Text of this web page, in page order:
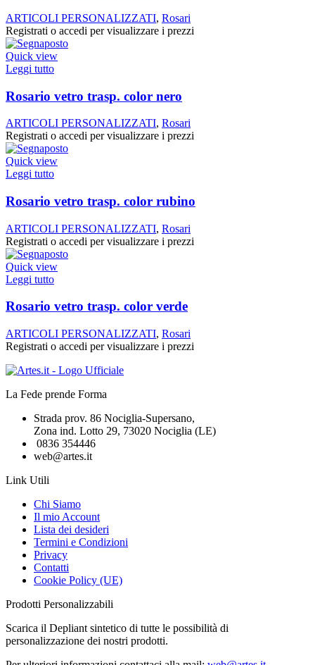
ARTICOLI PERSONALIZZATI, Rosari
Registrati o accedi per visualizzare i prezzi
Quick view
Leggi tutto
Rosario vetro trasp. color nero
ARTICOLI PERSONALIZZATI, Rosari
Registrati o accedi per visualizzare i prezzi
Quick view
Leggi tutto
Rosario vetro trasp. color rubino
ARTICOLI PERSONALIZZATI, Rosari
Registrati o accedi per visualizzare i prezzi
Quick view
Leggi tutto
Rosario vetro trasp. color verde
ARTICOLI PERSONALIZZATI, Rosari
Registrati o accedi per visualizzare i prezzi
La Fede prende Forma
Strada prov. 86 Nociglia-Supersano,
Zona ind. Lotto 29, 73020 Nociglia (LE)
0836 354446
web@artes.it
Link Utili
Chi Siamo
Il mio Account
Lista dei desideri
Termini e Condizioni
Privacy
Contatti
Cookie Policy (UE)
Prodotti Personalizzabili
Scarica il Depliant sintetico di tutte le possibilità di
personalizzazione dei nostri prodotti.